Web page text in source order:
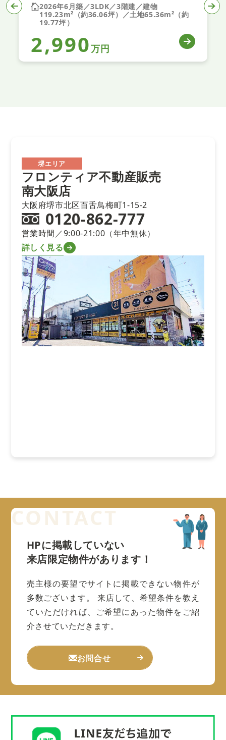
2026年6月築／3LDK／3階建／建物
119.23m²（約36.06坪）／土地65.36m²（約
19.77坪）
2,990万円
堺エリア
フロンティア不動産販売
南大阪店
大阪府堺市北区百舌鳥梅町1-15-2
0120-862-777
営業時間／9:00-21:00（年中無休）
詳しく見る
HPに掲載していない
来店限定物件があります！
売主様の要望でサイトに掲載できない物件が
多数ございます。
来店して、希望条件を教え
ていただければ、ご希望にあった物件をご紹
介させていただきます。
お問合せ